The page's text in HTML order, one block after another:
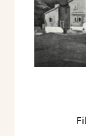
Treves.
1932 -
Italiano del
1932 -